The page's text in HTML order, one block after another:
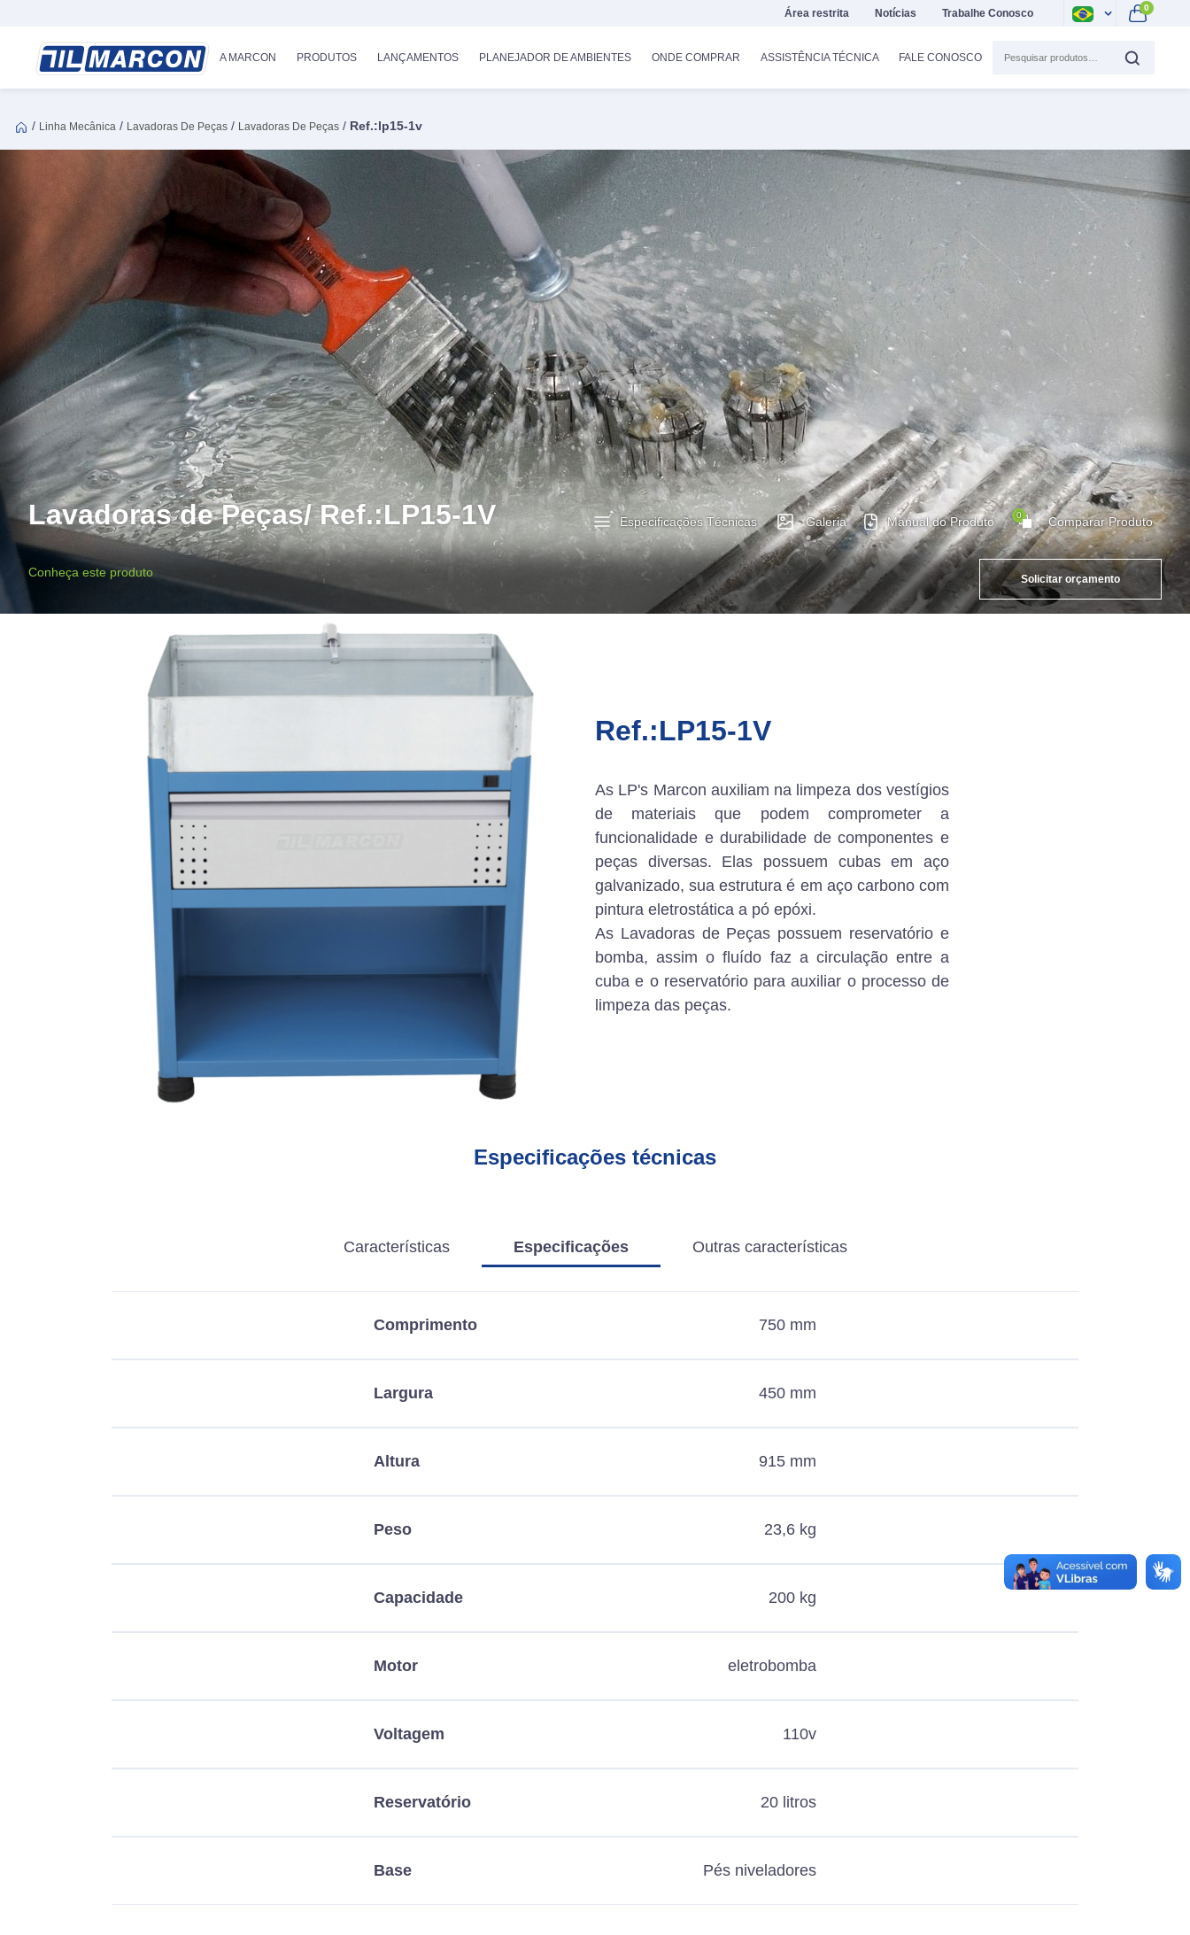
Área restrita Notícias Trabalhe Conosco 0
A MARCON PRODUTOS LANÇAMENTOS PLANEJADOR DE AMBIENTES ONDE COMPRAR ASSISTÊNCIA TÉCNICA FALE CONOSCO
/ Linha Mecânica / Lavadoras De Peças / Lavadoras De Peças / Ref.:lp15-1v
Lavadoras de Peças/ Ref.:LP15-1V Especificações Técnicas Galeria Manual do Produto 0 Comparar Produto
Conheça este produto Solicitar orçamento
Ref.:LP15-1V
As LP's Marcon auxiliam na limpeza dos vestígios
de materiais que podem comprometer a
funcionalidade e durabilidade de componentes e
peças diversas. Elas possuem cubas em aço
galvanizado, sua estrutura é em aço carbono com
pintura eletrostática a pó epóxi.
As Lavadoras de Peças possuem reservatório e
bomba, assim o fluído faz a circulação entre a
cuba e o reservatório para auxiliar o processo de
limpeza das peças.
Especificações técnicas
Características Especificações Outras características
Comprimento 750 mm
Largura 450 mm
Altura 915 mm
Peso 23,6 kg
Capacidade 200 kg
Motor eletrobomba
Voltagem 110v
Reservatório 20 litros
Base Pés niveladores